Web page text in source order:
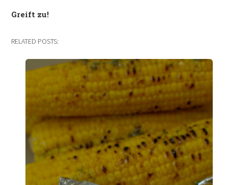
Greift zu!
RELATED POSTS: